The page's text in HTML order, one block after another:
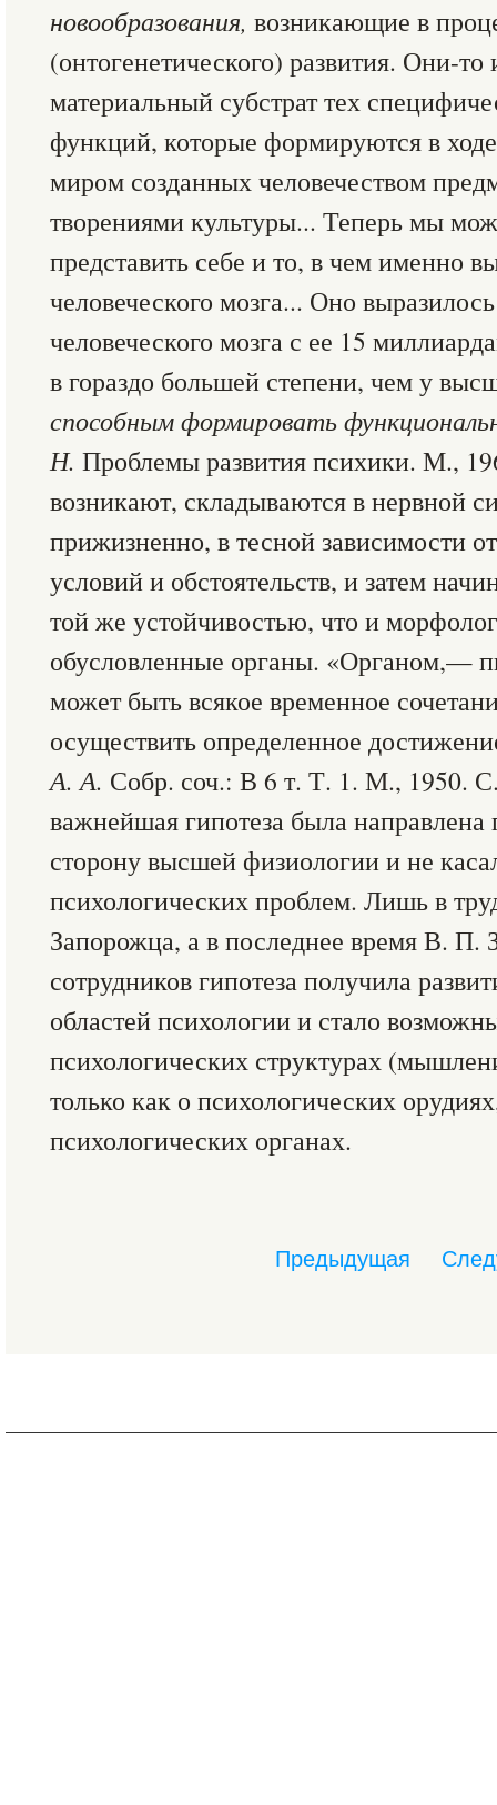
новообразования, возникающие в
(онтогенетического) развития. Они-
материальный субстрат тех
функций, которые формируются в
миром созданных человечеством
творениями культуры... Теперь мы
представить себе и то, в чем именно
человеческого мозга... Оно
человеческого мозга с ее 15
в гораздо большей степени, чем у
способным формировать
Н. Проблемы развития психики. М.,
возникают, складываются в нервной
прижизненно, в тесной зависимости
условий и обстоятельств, и затем
той же устойчивостью, что и
обусловленные органы. «Органом,—
может быть всякое временное
осуществить определенное
А. А. Собр. соч.: В 6 т. Т. 1. М., 1950.
важнейшая гипотеза была
сторону высшей физиологии и не
психологических проблем. Лишь в
Запорожца, а в последнее время В. П.
сотрудников гипотеза получила
областей психологии и стало
психологических структурах
только как о психологических
психологических органах.
Предыдущая